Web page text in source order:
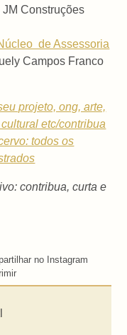
Construções
de Assessoria
Campos Franco
projeto, ong, arte,
etc/contribua
todos os
contribua, curta e
no Instagram